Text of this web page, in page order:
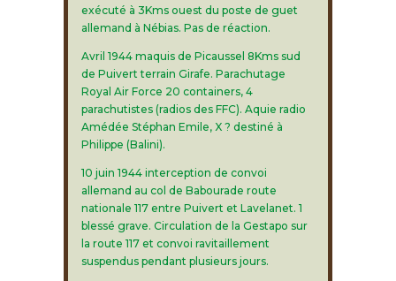
exécuté à 3Kms ouest du poste de guet
allemand à Nébias. Pas de réaction.
Avril 1944 maquis de Picaussel 8Kms sud
de Puivert terrain Girafe. Parachutage
Royal Air Force 20 containers, 4
parachutistes (radios des FFC). Aquie radio
Amédée Stéphan Emile, X ? destiné à
Philippe (Balini).
10 juin 1944 interception de convoi
allemand au col de Babourade route
nationale 117 entre Puivert et Lavelanet. 1
blessé grave. Circulation de la Gestapo sur
la route 117 et convoi ravitaillement
suspendus pendant plusieurs jours.